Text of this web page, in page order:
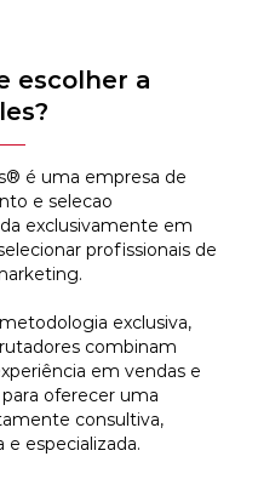
escolher a
é uma empresa de
e selecao
exclusivamente em
profissionais de
exclusiva,
combinam
em vendas e
oferecer uma
consultiva,
e especializada.